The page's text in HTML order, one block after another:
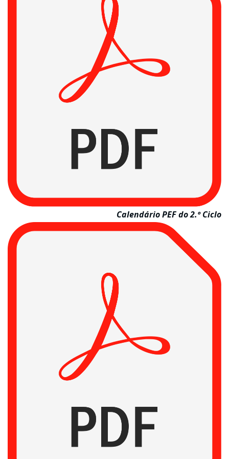
Calendário PEF do 2.º Ciclo